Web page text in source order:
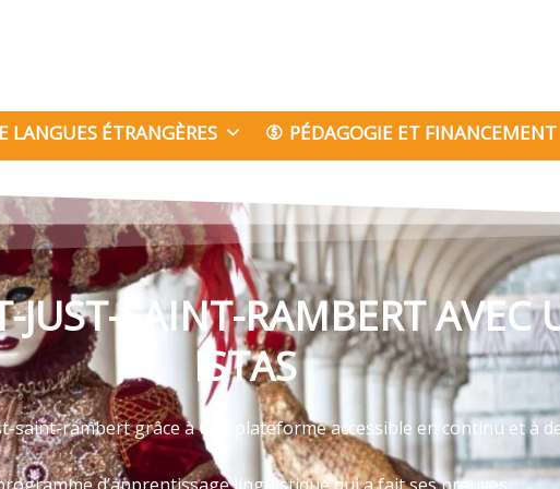
LANGUES ÉTRANGÈRES PÉDAGOGIE ET FINANCEMENT
JUST-SAINT-RAMBERT AVEC
ISTAS
saint-rambert grâce à une plateforme accessible en continu et à